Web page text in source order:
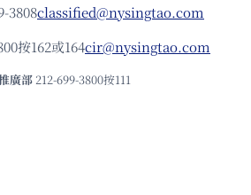
3808classified@nysingtao.com
按162或164cir@nysingtao.com
廣部 212-699-3800按111